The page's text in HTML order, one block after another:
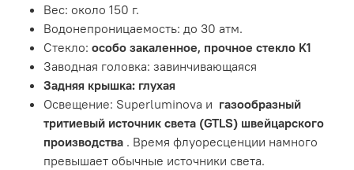
Вес: около 150 г.
Водонепроницаемость: до 30 атм.
Стекло: особо закаленное, прочное стекло K1
Заводная головка: завинчивающаяся
Задняя крышка: глухая
Освещение: Superluminova и газообразный
тритиевый источник света (GTLS) швейцарского
производства . Время флуоресценции намного
превышает обычные источники света.